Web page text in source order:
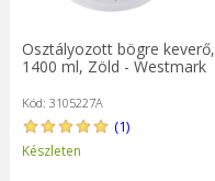
Osztályozott bögre keverő,
1400 ml, Zöld - Westmark
Kód: 3105227A
(1)
Készleten